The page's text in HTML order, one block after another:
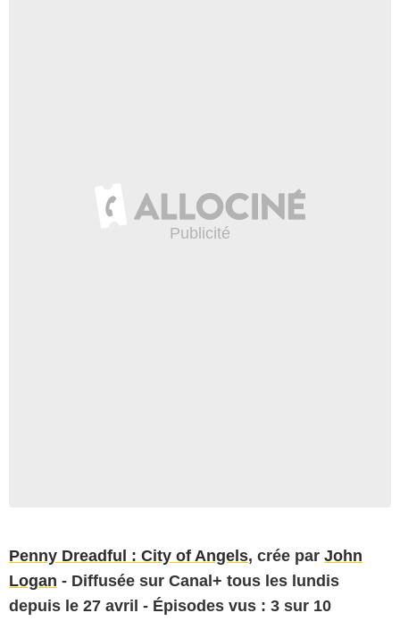
Penny Dreadful : City of Angels, crée par John
Logan - Diffusée sur Canal+ tous les lundis
depuis le 27 avril - Épisodes vus : 3 sur 10